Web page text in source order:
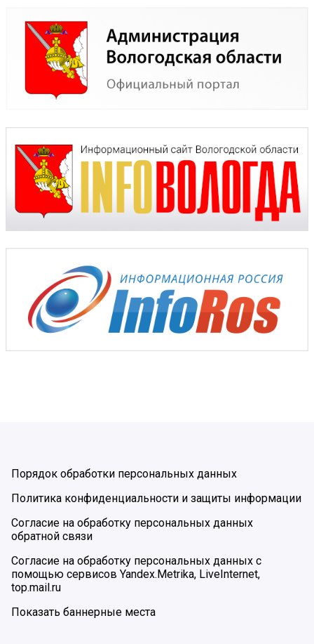
Порядок обработки персональных данных
Политика конфиденциальности и защиты информации
Согласие на обработку персональных данных
обратной связи
Согласие на обработку персональных данных с
помощью сервисов Yandex.Metrika, LiveInternet,
top.mail.ru
Показать баннерные места